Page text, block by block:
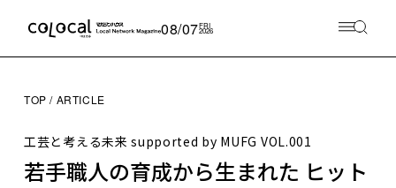
08/07FRI
2026
TOP ARTICLE
工芸と考える未来 supported by MUFG VOL.001
若手職人の育成から生まれた ヒット